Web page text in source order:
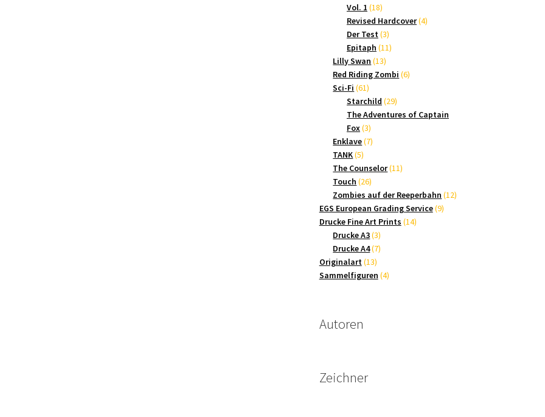
Vol. 1 1818
Produkte
Revised Hardcover 44
Der Test 33
Produkte
Epitaph 1111
Lilly Swan 1313
Produkte
Red Riding Zombi 66
Sci-Fi 6161
Produkte
Starchild 2929
Produkte
The Adventures of Captain
Fox 33
Produkte
Enklave 77
TANK 55
Produkte
The Counselor 1111
Touch 2626
Produkte
Zombies auf der Reeperbahn 1212
EGS European Grading Service 99
Drucke Fine Art Prints 1414
Drucke A3 33
Produkte
Drucke A4 77
Originalart 1313
Produkte
Sammelfiguren 44
Autoren
Zeichner